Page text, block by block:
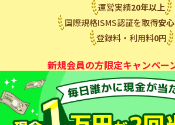
運営実績20年以上
国際規格ISMS認証を取得安
登録料・利用料0円
新規会員の方限定キャンペー